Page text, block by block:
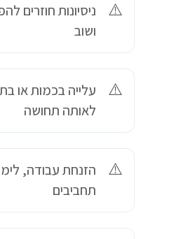
ניסיונות חוזרים
ושוב
עלייה בכמות או
לאותה תחושה
הזנחת עבודה,
תחביבים